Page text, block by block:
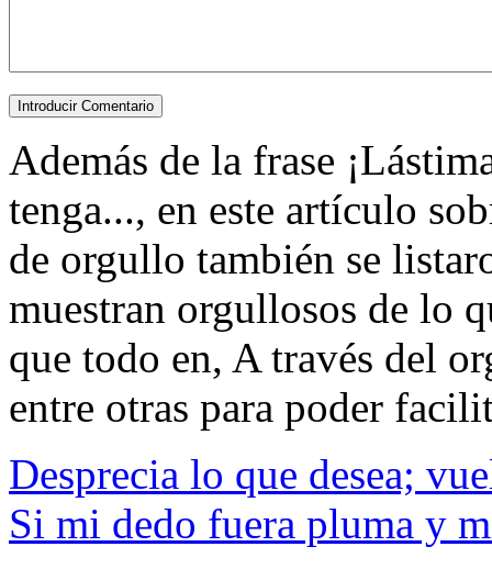
Además de la frase
tenga..., en este artículo
de orgullo también se
muestran orgullosos de lo
que todo en, A través del
entre otras para poder
Desprecia lo que desea;
Si mi dedo fuera pluma y